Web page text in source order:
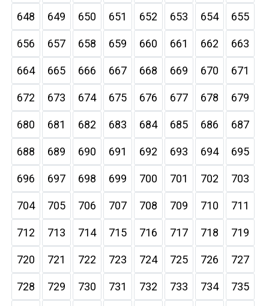
648 649 650 651 652 653 654 655
656 657 658 659 660 661 662 663
664 665 666 667 668 669 670 671
672 673 674 675 676 677 678 679
680 681 682 683 684 685 686 687
688 689 690 691 692 693 694 695
696 697 698 699 700 701 702 703
704 705 706 707 708 709 710 711
712 713 714 715 716 717 718 719
720 721 722 723 724 725 726 727
728 729 730 731 732 733 734 735